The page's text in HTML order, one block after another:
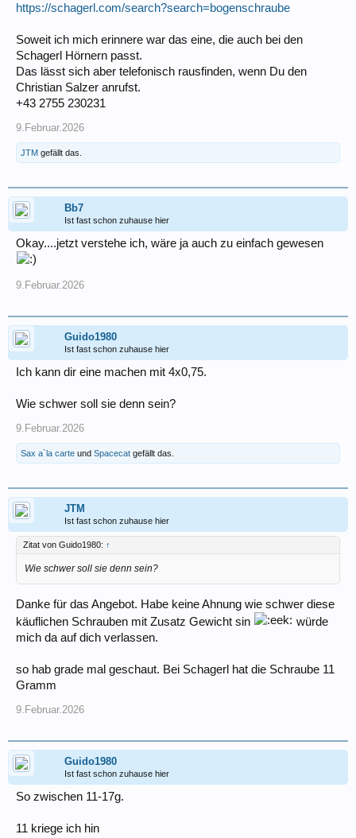
https://schagerl.com/search?search=bogenschraube
Soweit ich mich erinnere war das eine, die auch bei den
Schagerl Hörnern passt.
Das lässt sich aber telefonisch rausfinden, wenn Du den
Christian Salzer anrufst.
+43 2755 230231
9.Februar.2026
JTM gefällt das.
Bb7
Ist fast schon zuhause hier
Okay....jetzt verstehe ich, wäre ja auch zu einfach gewesen
9.Februar.2026
Guido1980
Ist fast schon zuhause hier
Ich kann dir eine machen mit 4x0,75.
Wie schwer soll sie denn sein?
9.Februar.2026
Sax a`la carte und Spacecat gefällt das.
JTM
Ist fast schon zuhause hier
Zitat von Guido1980: ↑
Wie schwer soll sie denn sein?
Danke für das Angebot. Habe keine Ahnung wie schwer diese
käuflichen Schrauben mit Zusatz Gewicht sin
würde
mich da auf dich verlassen.
so hab grade mal geschaut. Bei Schagerl hat die Schraube 11
Gramm
9.Februar.2026
Guido1980
Ist fast schon zuhause hier
So zwischen 11-17g.
11 kriege ich hin